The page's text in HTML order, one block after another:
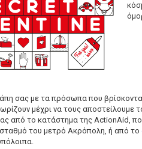
σας με τα πρόσωπα που
μέχρι να τους αποστείλουμε
από το κατάστημα της ActionAid,
του μετρό Ακρόπολη, ή από το